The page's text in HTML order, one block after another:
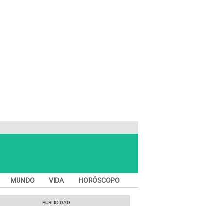
MUNDO VIDA HORÓSCOPO